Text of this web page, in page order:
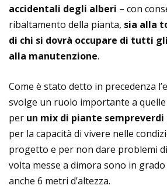
accidentali degli alberi – con
ribaltamento della pianta, sia alla
di chi si dovrà occupare di tutti
alla manutenzione.
Come è stato detto in precedenza
svolge un ruolo importante a quelle
per un mix di piante
per la capacità di vivere nelle
progetto e per non dare problemi
volta messe a dimora sono in
anche 6 metri d’altezza.